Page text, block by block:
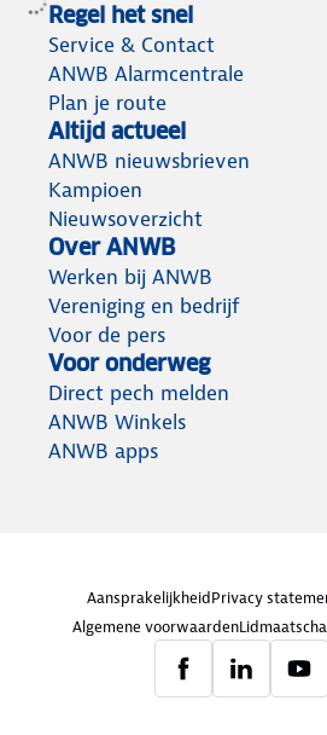
Regel het snel
Service & Contact
ANWB Alarmcentrale
Plan je route
Altijd actueel
ANWB nieuwsbrieven
Kampioen
Nieuwsoverzicht
Over ANWB
Werken bij ANWB
Vereniging en bedrijf
Voor de pers
Voor onderweg
Direct pech melden
ANWB Winkels
ANWB apps
AansprakelijkheidPrivacy
Algemene voorwaarden